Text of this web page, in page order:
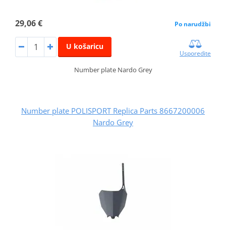
29,06 € Po narudžbi
U košaricu
Usporedite
Number plate Nardo Grey
Number plate POLISPORT Replica Parts 8667200006
Nardo Grey